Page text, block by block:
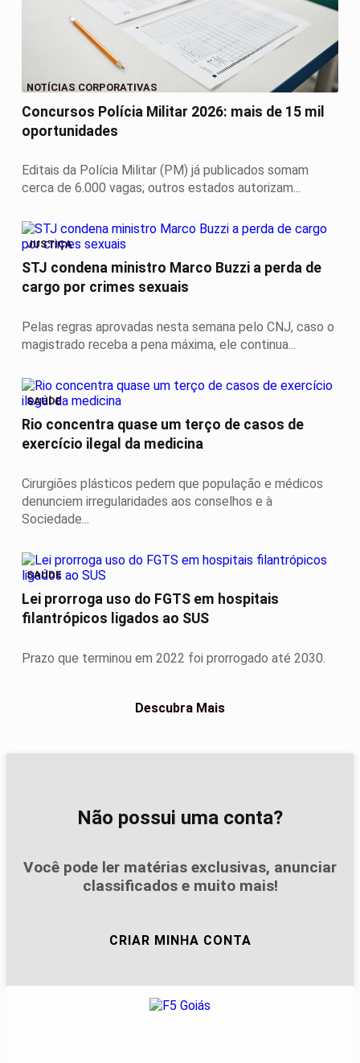
NOTÍCIAS CORPORATIVAS
Concursos Polícia Militar 2026: mais de 15 mil
oportunidades
Editais da Polícia Militar (PM) já publicados somam
cerca de 6.000 vagas; outros estados autorizam...
JUSTIÇA
STJ condena ministro Marco Buzzi a perda de
cargo por crimes sexuais
Pelas regras aprovadas nesta semana pelo CNJ, caso o
magistrado receba a pena máxima, ele continua...
SAÚDE
Rio concentra quase um terço de casos de
exercício ilegal da medicina
Cirurgiões plásticos pedem que população e médicos
denunciem irregularidades aos conselhos e à
Sociedade...
SAÚDE
Lei prorroga uso do FGTS em hospitais
filantrópicos ligados ao SUS
Prazo que terminou em 2022 foi prorrogado até 2030.
Descubra Mais
Não possui uma conta?
Você pode ler matérias exclusivas, anunciar
classificados e muito mais!
CRIAR MINHA CONTA